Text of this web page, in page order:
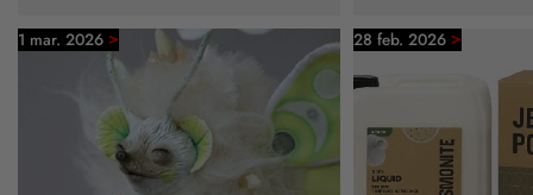
1 mar. 2026 > 28 feb. 2026 >